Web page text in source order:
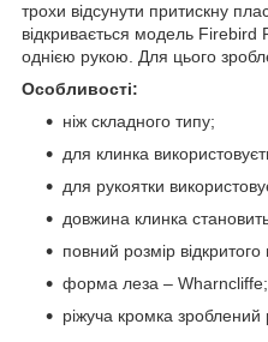
трохи відсунути притискну
відкривається модель Firebird
однією рукою. Для цього
Особливості:
ніж складного типу;
для клинка
для рукоятки
довжина клинка
повний розмір
форма леза – Wharncliffe;
ріжуча кромка зроблений